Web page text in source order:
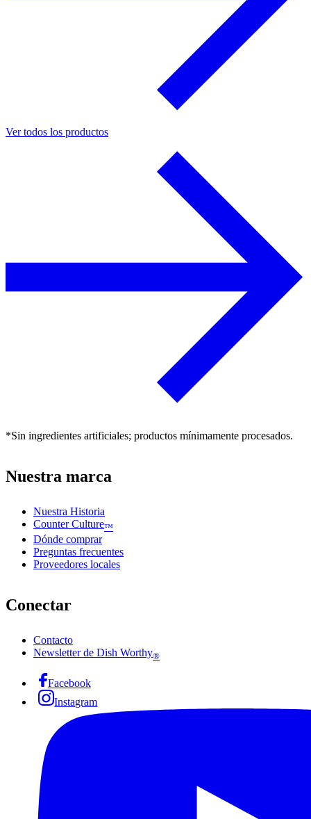
Ver todos los productos
*Sin ingredientes artificiales; productos mínimamente procesados.
Nuestra marca
Nuestra Historia
Counter Culture™
Dónde comprar
Preguntas frecuentes
Proveedores locales
Conectar
Contacto
Newsletter de Dish Worthy®
Facebook
Instagram